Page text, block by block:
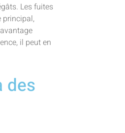
Les fuites
principal,
il peut en
des